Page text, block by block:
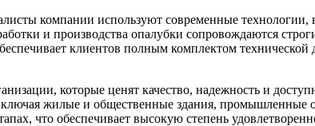
компании используют современные технологии,
и производства опалубки сопровождаются
клиентов полным комплектом
которые ценят качество, надежность и
жилые и общественные здания, промышленные
что обеспечивает высокую степень